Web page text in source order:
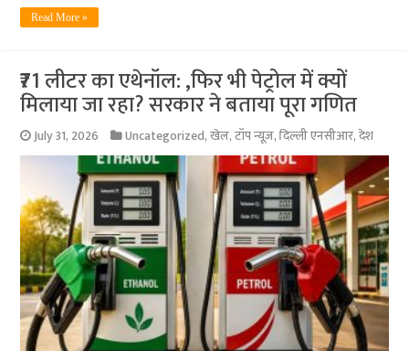
Read More »
₹71 लीटर का एथेनॉल: ,फिर भी पेट्रोल में क्यों
मिलाया जा रहा? सरकार ने बताया पूरा गणित
July 31, 2026 Uncategorized,खेल,टॉप न्यूज़,दिल्ली एनसीआर,देश